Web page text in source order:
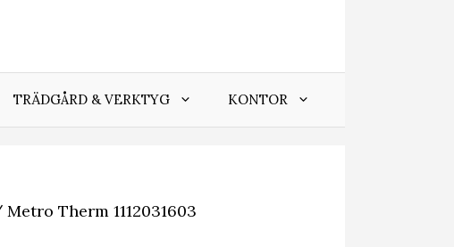
TRÄDGÅRD & VERKTYG KONTOR
Metro Therm 1112031603